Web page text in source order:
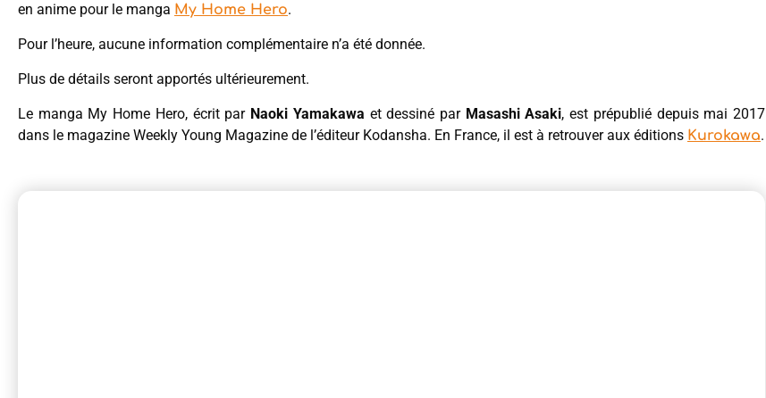
en anime pour le manga My Home Hero.
Pour l’heure, aucune information complémentaire n’a été donnée.
Plus de détails seront apportés ultérieurement.
Le manga My Home Hero, écrit par Naoki Yamakawa et dessiné par Masashi Asaki, est prépublié depuis mai 2017
dans le magazine Weekly Young Magazine de l’éditeur Kodansha. En France, il est à retrouver aux éditions Kurokawa.